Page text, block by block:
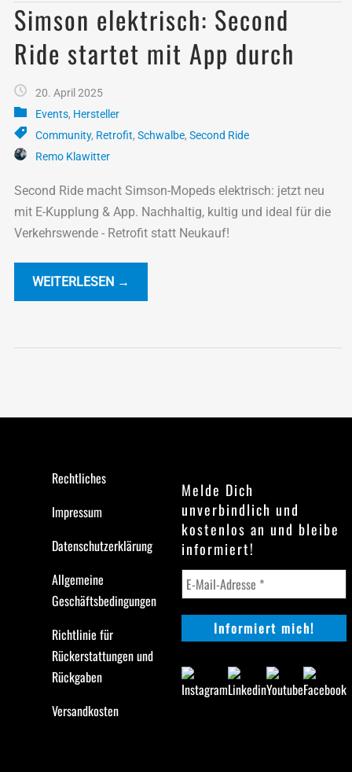
Simson elektrisch: Second
Ride startet mit App durch
20. April 2025
Events, Hersteller
Community, Retrofit, Schwalbe, Second Ride
Remo Klawitter
Second Ride macht Simson-Mopeds elektrisch: jetzt neu
mit E-Kupplung & App. Nachhaltig, kultig und ideal für die
Verkehrswende - Retrofit statt Neukauf!
WEITERLESEN →
Rechtliches
Impressum
Datenschutzerklärung
Allgemeine
Geschäftsbedingungen
Richtlinie für
Rückerstattungen und
Rückgaben
Versandkosten
Melde Dich
unverbindlich und
kostenlos an und bleibe
informiert!